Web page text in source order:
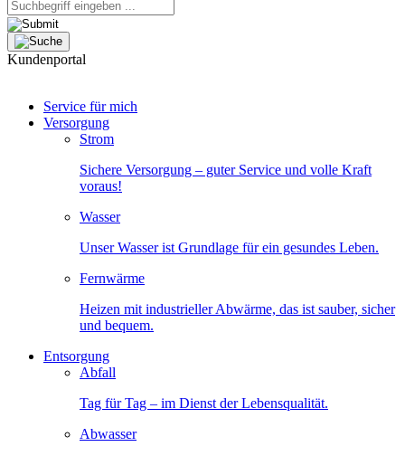
Kundenportal
Service für mich
Versorgung
Strom
Sichere Versorgung – guter Service und volle Kraft
voraus!
Wasser
Unser Wasser ist Grundlage für ein gesundes Leben.
Fernwärme
Heizen mit industrieller Abwärme, das ist sauber, sicher
und bequem.
Entsorgung
Abfall
Tag für Tag – im Dienst der Lebensqualität.
Abwasser